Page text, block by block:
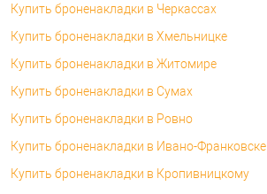
Купить броненакладки в Черкассах
Купить броненакладки в Хмельницке
Купить броненакладки в Житомире
Купить броненакладки в Сумах
Купить броненакладки в Ровно
Купить броненакладки в Ивано-Франковске
Купить броненакладки в Кропивницкому